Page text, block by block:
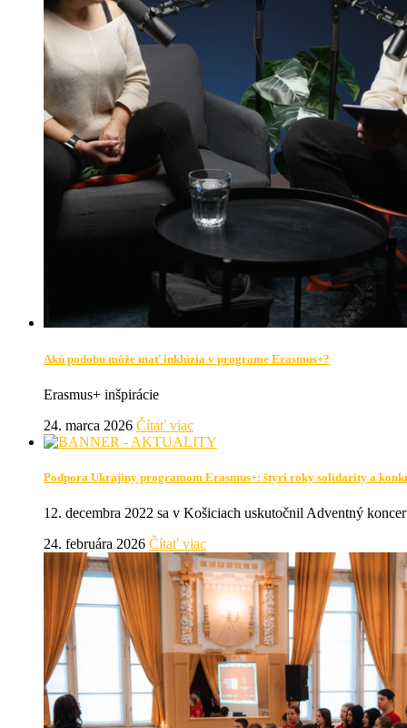
Akú podobu môže mať inklúzia v programe Erasmus+?
Erasmus+ inšpirácie
24. marca 2026 Čítať viac
Podpora Ukrajiny programom Erasmus+: štyri roky solidarity a
12. decembra 2022 sa v Košiciach uskutočnil Adventný
24. februára 2026 Čítať viac